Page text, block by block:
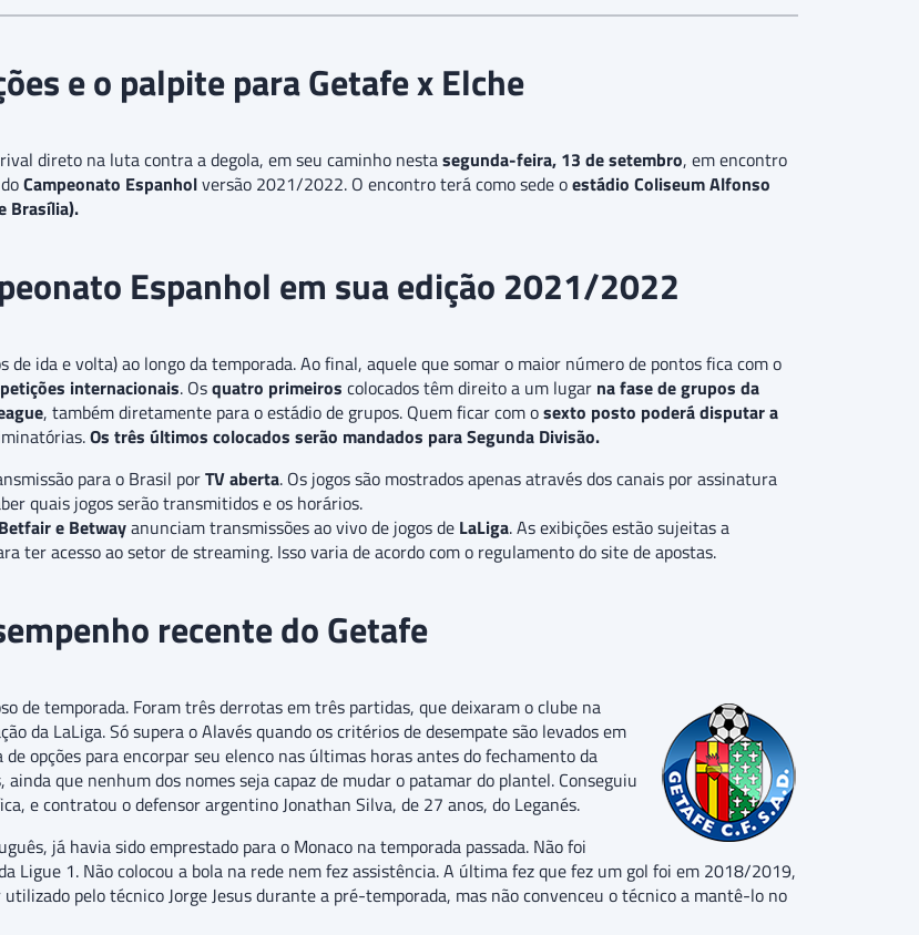
e o palpite para Getafe x Elche
direto na luta contra a degola, em seu caminho nestasegunda-feira, 13 de setembro, em encontro
doCampeonato Espanholversão 2021/2022. O encontro terá como sede oestádio Coliseum Alfonso
Brasília).
Espanhol em sua edição 2021/2022
de ida e volta) ao longo da temporada. Ao final, aquele que somar o maior número de pontos fica com o
internacionais. Osquatro primeiros colocados têm direito a um lugar na fase de grupos da
, também diretamente para o estádio de grupos. Quem ficar com osexto posto poderá disputar a
Os três últimos colocados serão mandados para Segunda Divisão.
para o Brasil porTV aberta. Os jogos são mostrados apenas através dos canais por assinatura
quais jogos serão transmitidos e os horários.
Betfair e Betwayanunciam transmissões ao vivo de jogos de LaLiga. As exibições estão sujeitas a
ter acesso ao setor de streaming. Isso varia de acordo com o regulamento do site de apostas.
recente do Getafe
de temporada. Foram três derrotas em três partidas, que deixaram o clube na
da LaLiga. Só supera o Alavés quando os critérios de desempate são levados em
opções para encorpar seu elenco nas últimas horas antes do fechamento da
que nenhum dos nomes seja capaz de mudar o patamar do plantel. Conseguiu
e contratou o defensor argentino Jonathan Silva, de 27 anos, do Leganés.
já havia sido emprestado para o Monaco na temporada passada. Não foi
Ligue 1. Não colocou a bola na rede nem fez assistência. A última fez que fez um gol foi em 2018/2019,
pelo técnico Jorge Jesus durante a pré-temporada, mas não convenceu o técnico a mantê-lo no